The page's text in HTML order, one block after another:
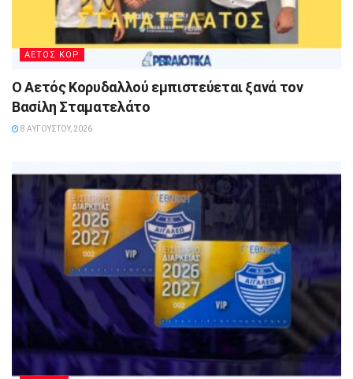
ΑΕΤΟΣ ΚΟΡ
Ο Αετός Κορυδαλλού εμπιστεύεται ξανά τον
Βασίλη Σταματελάτο
8 ΑΥΓΟΎΣΤΟΥ, 2026